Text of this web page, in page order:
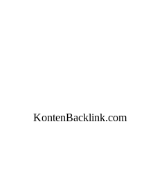
KontenBacklink.com